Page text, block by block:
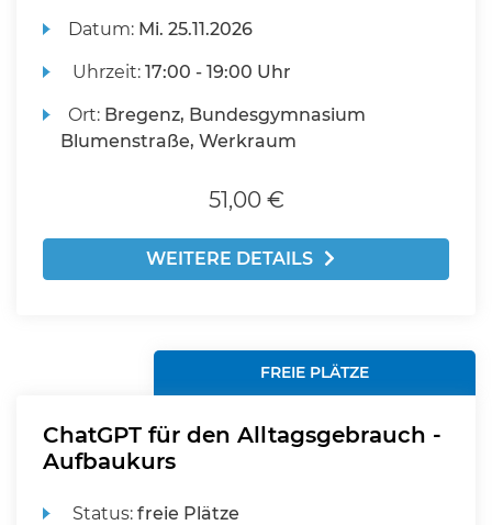
Datum: Mi. 25.11.2026
Uhrzeit:17:00 - 19:00 Uhr
Ort: Bregenz, Bundesgymnasium
Blumenstraße, Werkraum
51,00 €
WEITERE DETAILS
FREIE PLÄTZE
ChatGPT für den Alltagsgebrauch -
Aufbaukurs
Status:freie Plätze